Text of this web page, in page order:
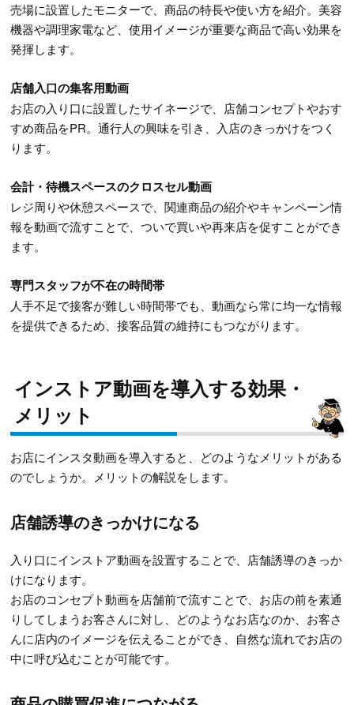
売場に設置したモニターで、商品の特長や使い方を紹介。美容
機器や調理家電など、使用イメージが重要な商品で高い効果を
発揮します。
店舗入口の集客用動画
お店の入り口に設置したサイネージで、店舗コンセプトやおす
すめ商品をPR。通行人の興味を引き、入店のきっかけをつく
ります。
会計・待機スペースのクロスセル動画
レジ周りや休憩スペースで、関連商品の紹介やキャンペーン情
報を動画で流すことで、ついで買いや再来店を促すことができ
ます。
専門スタッフが不在の時間帯
人手不足で接客が難しい時間帯でも、動画なら常に均一な情報
を提供できるため、接客品質の維持にもつながります。
インストア動画を導入する効果・
メリット
お店にインスタ動画を導入すると、どのようなメリットがある
のでしょうか。メリットの解説をします。
店舗誘導のきっかけになる
入り口にインストア動画を設置することで、店舗誘導のきっか
けになります。
お店のコンセプト動画を店舗前で流すことで、お店の前を素通
りしてしまうお客さんに対し、どのようなお店なのか、お客さ
んに店内のイメージを伝えることができ、自然な流れでお店の
中に呼び込むことが可能です。